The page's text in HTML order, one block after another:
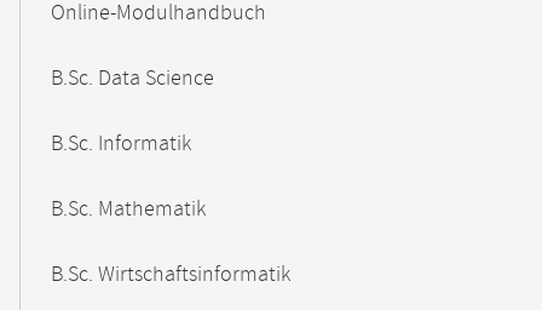
NavigationOnline-Modulhandbuch
B.Sc. Data Science
B.Sc. Informatik
B.Sc. Mathematik
B.Sc. Wirtschaftsinformatik